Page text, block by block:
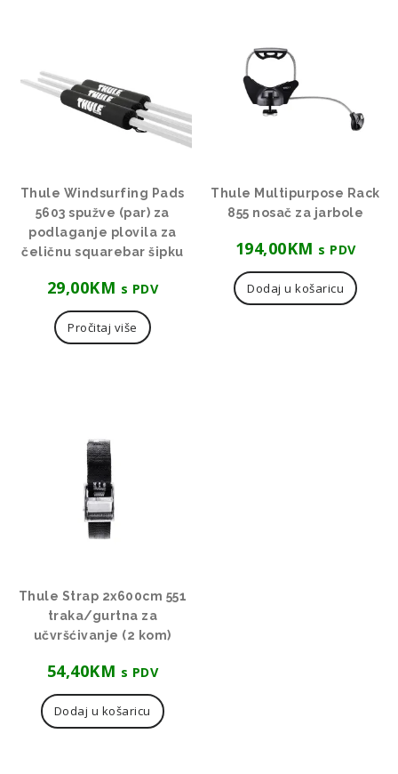
Thule Windsurfing Pads
5603 spužve (par) za
podlaganje plovila za
čeličnu squarebar šipku
29,00KM s PDV
Pročitaj više
Thule Multipurpose Rack
855 nosač za jarbole
194,00KM s PDV
Dodaj u košaricu
Thule Strap 2x600cm 551
traka/gurtna za
učvršćivanje (2 kom)
54,40KM s PDV
Dodaj u košaricu